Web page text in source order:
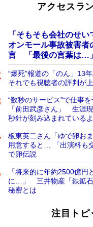
アクセスラ
「そもそも会社のせ
オンモール事故被害者
言 「最後の言葉は…」
“爆死”報道の「のん」13
それでも視聴者の評判が
“数秒のサービス”で仕事
「前田武彦さん」 生涯
秒針が刻み込まれている
板東英二さん「ゆで卵お
用意すると… 「出演料も
で卵伝説
「将来的に年約2500億円
に…」 三井物産「鉄鉱石
秘密とは
注目トピ